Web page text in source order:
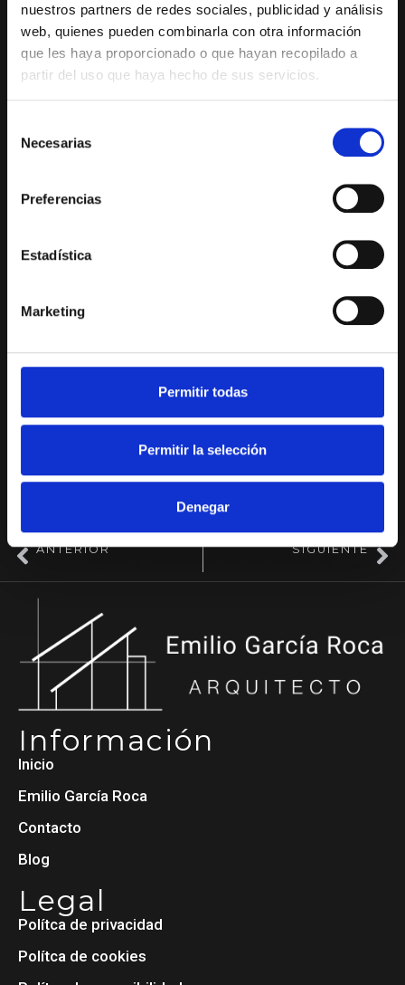
nuestros partners de redes sociales, publicidad y análisis
web, quienes pueden combinarla con otra información
que les haya proporcionado o que hayan recopilado a
partir del uso que haya hecho de sus servicios.
Necesarias
Preferencias
Estadística
Marketing
Permitir todas
Permitir la selección
Denegar
12/02/2016
ANTERIOR SIGUIENTE
Información
Inicio
Emilio García Roca
Contacto
Blog
Legal
Polítca de privacidad
Polítca de cookies